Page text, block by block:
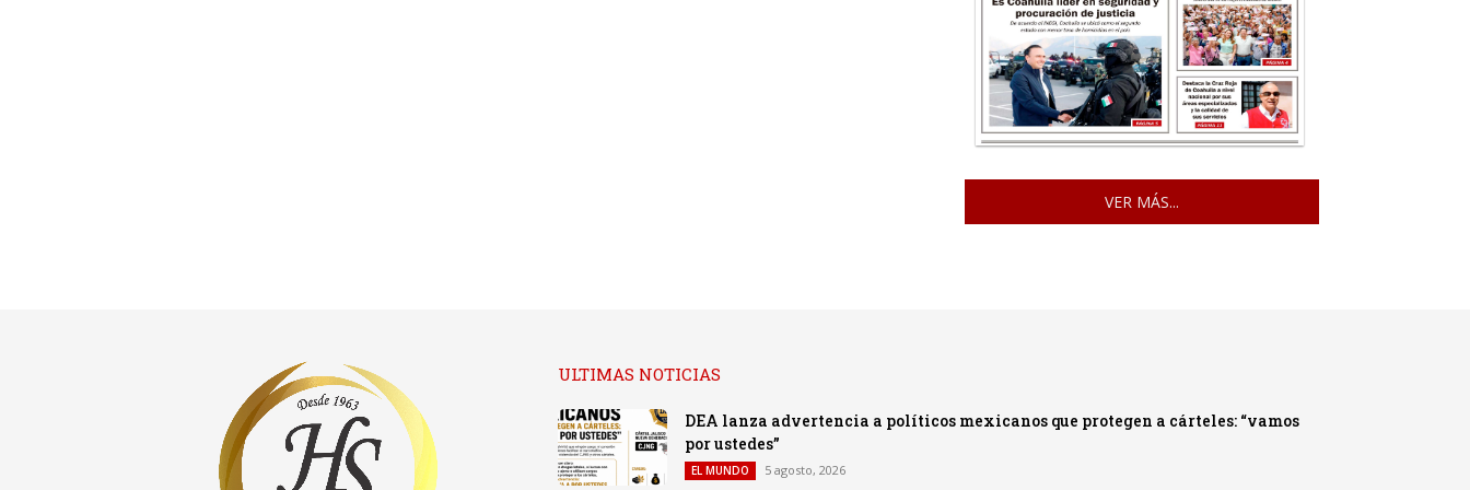
VER MÁS...
ULTIMAS NOTICIAS
DEA lanza advertencia a políticos mexicanos que protegen a cárteles: “vamos
por ustedes”
EL MUNDO 5 agosto, 2026